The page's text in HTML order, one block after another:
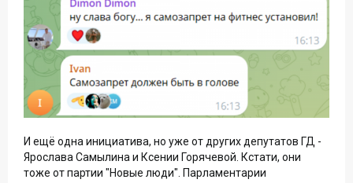
И ещё одна инициатива, но уже от других депутатов ГД -
Ярослава Самылина и Ксении Горячевой. Кстати, они
тоже от партии "Новые люди". Парламентарии